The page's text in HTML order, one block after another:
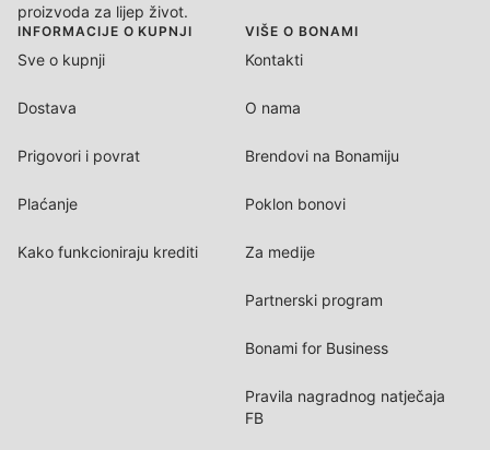
proizvoda za lijep život.
INFORMACIJE O KUPNJI
Sve o kupnji
Dostava
Prigovori i povrat
Plaćanje
Kako funkcioniraju krediti
VIŠE O BONAMI
Kontakti
O nama
Brendovi na Bonamiju
Poklon bonovi
Za medije
Partnerski program
Bonami for Business
Pravila nagradnog natječaja
FB